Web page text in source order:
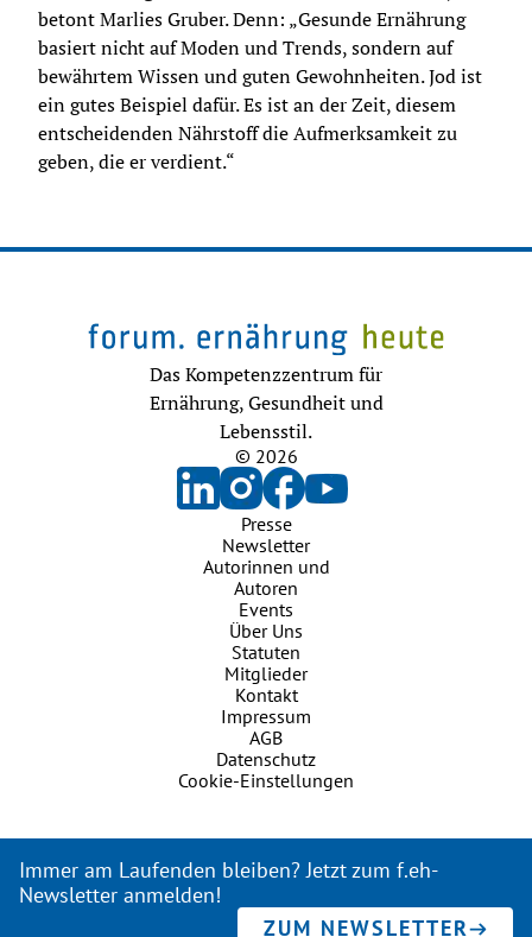
betont Marlies Gruber. Denn: „Gesunde Ernährung
basiert nicht auf Moden und Trends, sondern auf
bewährtem Wissen und guten Gewohnheiten. Jod ist
ein gutes Beispiel dafür. Es ist an der Zeit, diesem
entscheidenden Nährstoff die Aufmerksamkeit zu
geben, die er verdient.“
Das Kompetenzzentrum für
Ernährung, Gesundheit und
Lebensstil.
© 2026
Presse
Newsletter
Autorinnen und
Autoren
Events
Über Uns
Statuten
Mitglieder
Kontakt
Impressum
AGB
Datenschutz
Cookie-Einstellungen
Immer am Laufenden bleiben? Jetzt zum f.eh-
Newsletter anmelden!
ZUM NEWSLETTER